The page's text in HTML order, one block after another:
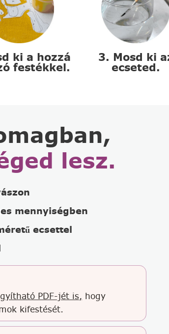
ki a hozzá
festékkel.
3. Mosd ki
ecseted.
lesz.
mennyiségben
ecsettel
PDF-jét is, hogy
kifestését.